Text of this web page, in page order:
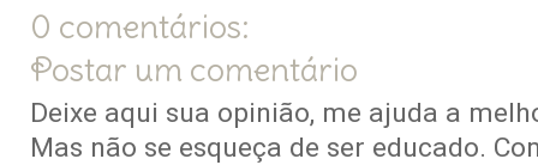
0 comentários:
Postar um comentário
Deixe aqui sua opinião, me ajuda a
Mas não se esqueça de ser educado.